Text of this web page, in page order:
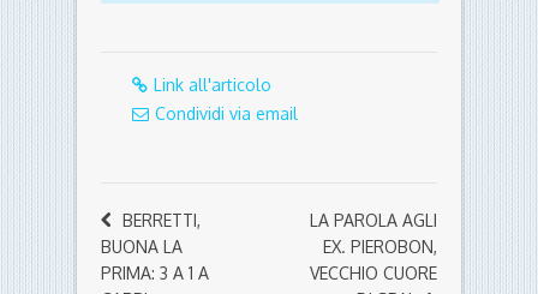
Link all'articolo
Condividi via email
BERRETTI,
BUONA LA
PRIMA: 3 A 1 A
LA PAROLA AGLI
EX. PIEROBON,
VECCHIO CUORE